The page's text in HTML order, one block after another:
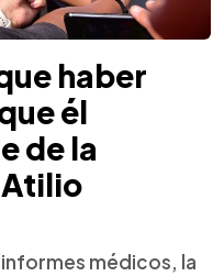
haber
él
de la
médicos, la